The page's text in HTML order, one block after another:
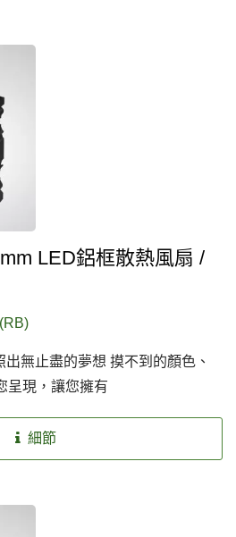
LED鋁框散熱風扇 /
無止盡的夢想 摸不到的顏色、
呈現，讓您擁有
細節